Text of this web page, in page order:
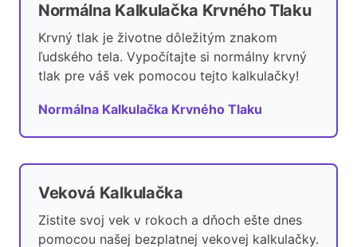
Normálna Kalkulačka Krvného Tlaku
Krvný tlak je životne dôležitým znakom
ľudského tela. Vypočítajte si normálny krvný
tlak pre váš vek pomocou tejto kalkulačky!
Normálna Kalkulačka Krvného Tlaku
Veková Kalkulačka
Zistite svoj vek v rokoch a dňoch ešte dnes
pomocou našej bezplatnej vekovej kalkulačky.